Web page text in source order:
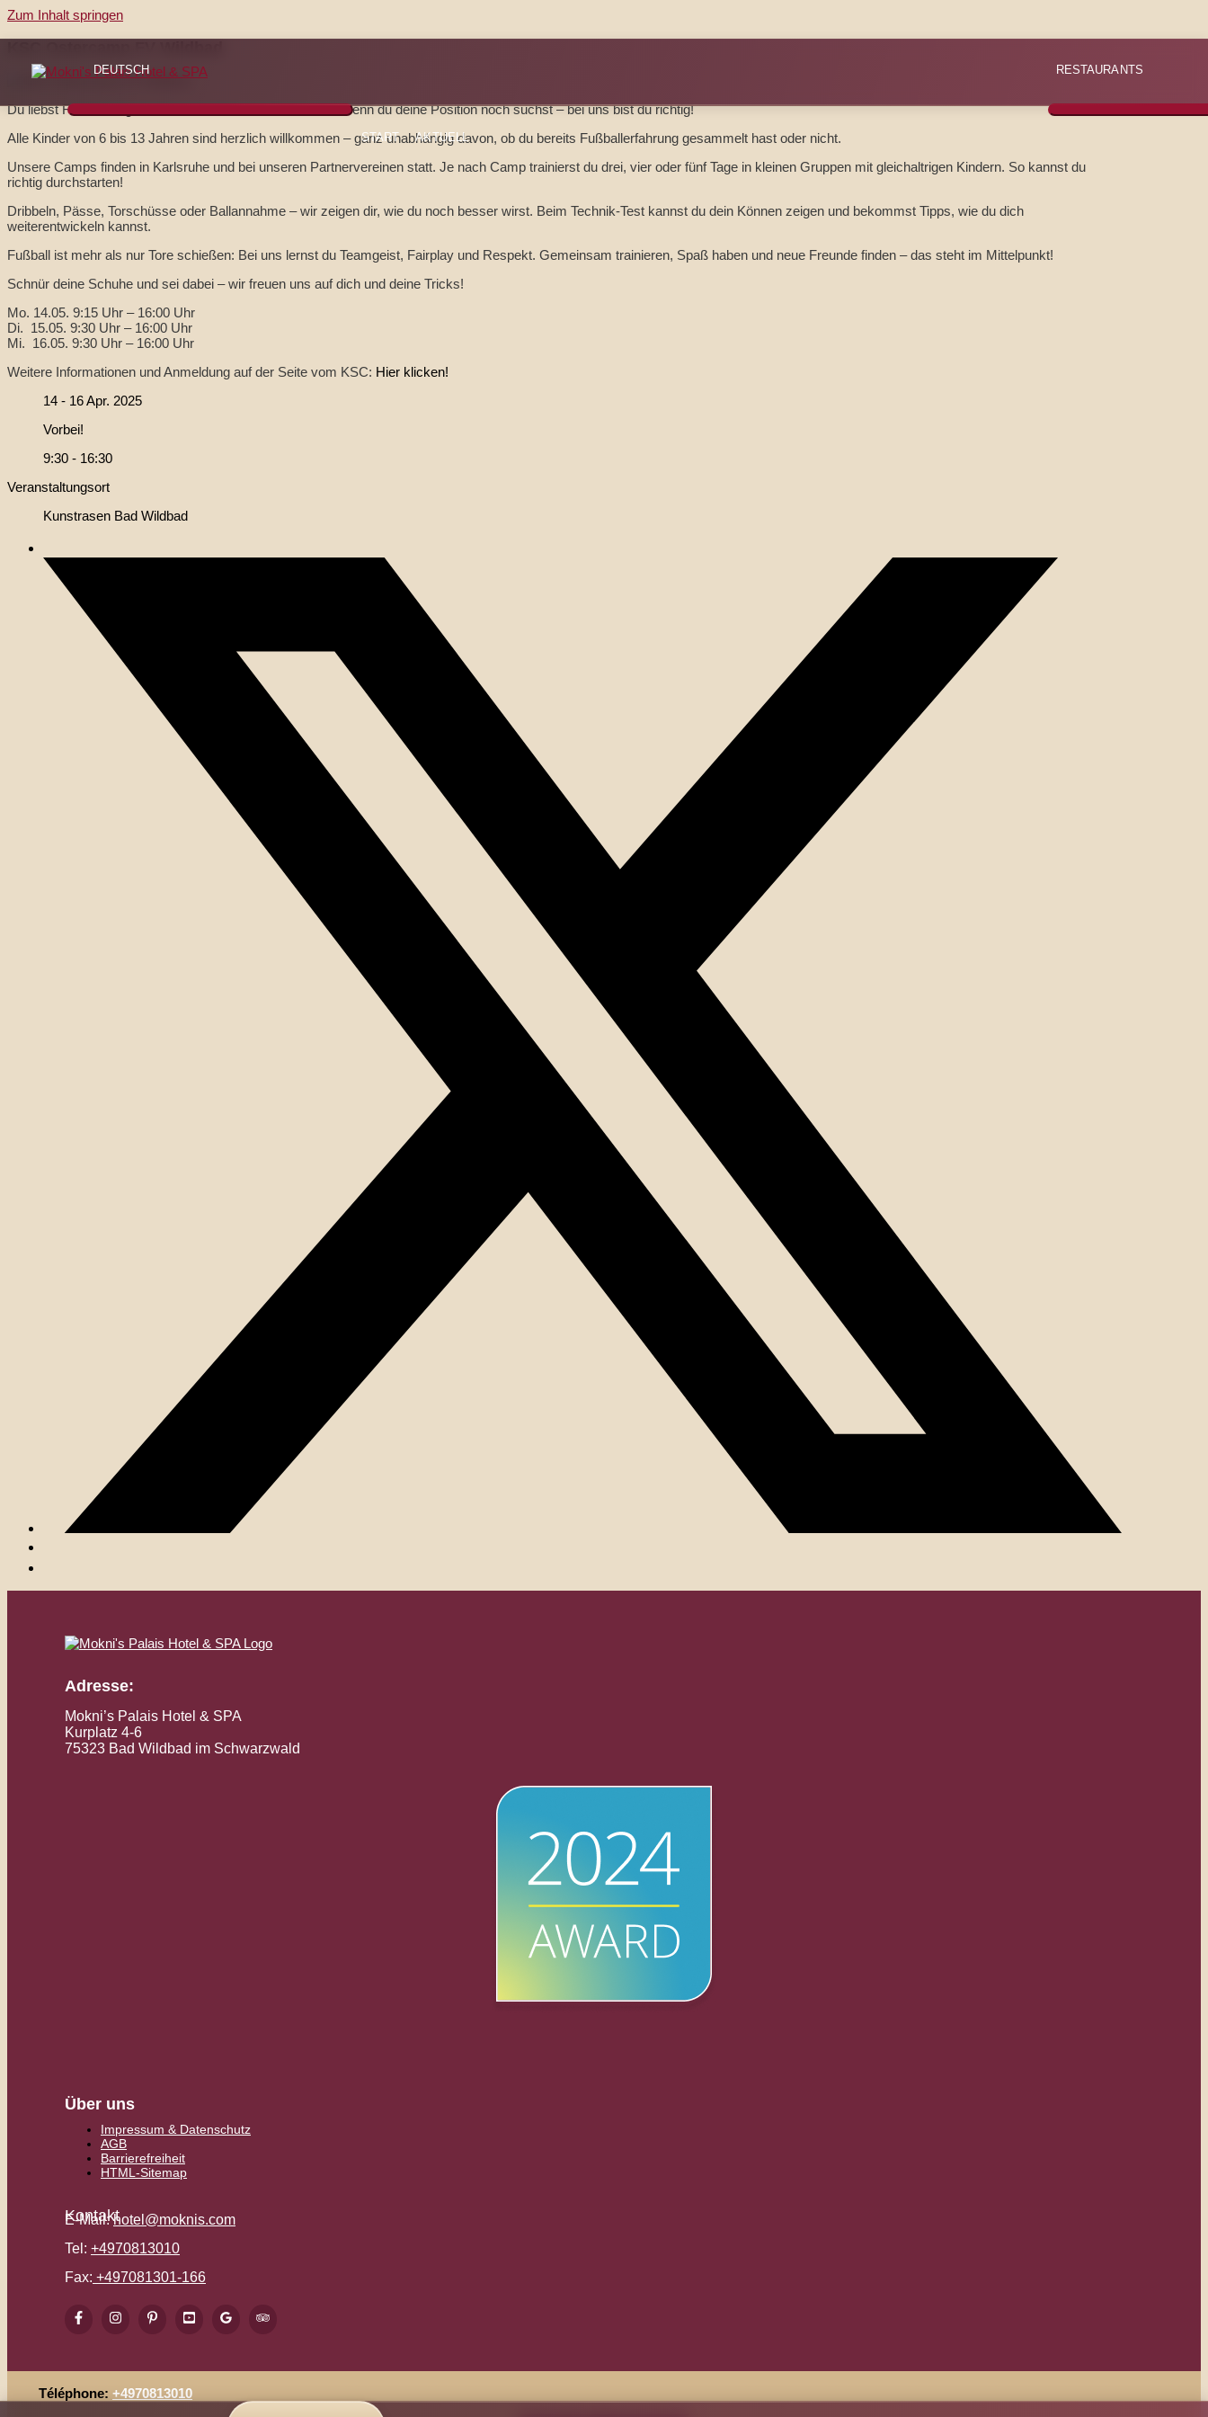
Zum Inhalt springen
DEUTSCH
START AKTUELL
RESTAURANTS
Du liebst Fußball? Egal ob Abwehr, Mittelfeld, Sturm oder wenn du deine Position noch suchst – bei uns bist du richtig!
Alle Kinder von 6 bis 13 Jahren sind herzlich willkommen – ganz unabhängig davon, ob du bereits Fußballerfahrung gesammelt hast oder nicht.
Unsere Camps finden in Karlsruhe und bei unseren Partnervereinen statt. Je nach Camp trainierst du drei, vier oder fünf Tage in kleinen Gruppen mit gleichaltrigen Kindern. So kannst du
richtig durchstarten!
Dribbeln, Pässe, Torschüsse oder Ballannahme – wir zeigen dir, wie du noch besser wirst. Beim Technik-Test kannst du dein Können zeigen und bekommst Tipps, wie du dich
weiterentwickeln kannst.
Fußball ist mehr als nur Tore schießen: Bei uns lernst du Teamgeist, Fairplay und Respekt. Gemeinsam trainieren, Spaß haben und neue Freunde finden – das steht im Mittelpunkt!
Schnür deine Schuhe und sei dabei – wir freuen uns auf dich und deine Tricks!
Mo. 14.05. 9:15 Uhr – 16:00 Uhr
Di. 15.05. 9:30 Uhr – 16:00 Uhr
Mi. 16.05. 9:30 Uhr – 16:00 Uhr
Weitere Informationen und Anmeldung auf der Seite vom KSC: Hier klicken!
14 - 16 Apr. 2025
Vorbei!
9:30 - 16:30
Veranstaltungsort
Kunstrasen Bad Wildbad
Adresse:
Mokni’s Palais Hotel & SPA
Kurplatz 4-6
75323 Bad Wildbad im Schwarzwald
Über uns
Impressum & Datenschutz
AGB
Barrierefreiheit
HTML-Sitemap
Kontakt
E-Mail:hotel@moknis.com
Tel: +4970813010
Fax: +497081301-166
Téléphone: +4970813010